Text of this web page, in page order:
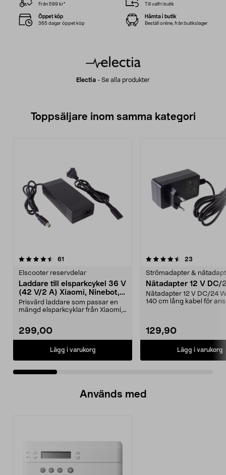
Electia - Se alla produkter
Från 599 kr* Till valfri butik
Öppet köp
365 dagar öppet köp
Hämta i butik
Beställ online, från butikslager
Toppsäljare inom samma kategori
61
Elscooter reservdelar
Laddare till elsparkcykel 36 V
(42 V/2 A) Xiaomi, Ninebot,
E-Way m.fl.
Prisvärd laddare som passar en
mängd elsparkcyklar från Xiaomi,
299,00
Lägg i varukorg
4.5 av 5 stjärnor 23
Strömadapter &
Nätadapter 12 V DC/
Nätadapter 12 V DC/24
140 cm lång kabel för
129,90
Lägg i varukorg
4.5 av 5 stjärnor
Används med